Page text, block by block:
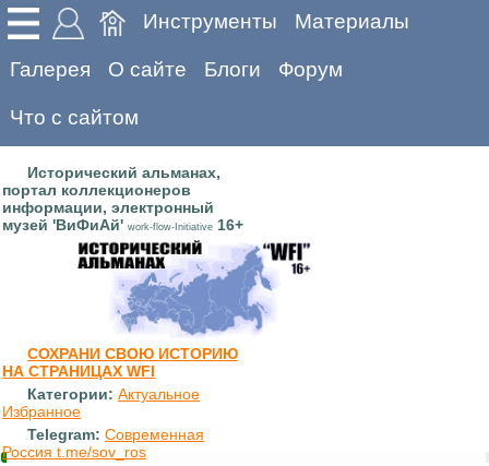
Инструменты Материалы
Галерея О сайте Блоги Форум
Что с сайтом
Исторический альманах,
портал коллекционеров
информации, электронный
музей 'ВиФиАй' work-flow-Initiative 16+
СОХРАНИ СВОЮ ИСТОРИЮ
НА СТРАНИЦАХ WFI
Категории: Актуальное
Избранное
Telegram: Современная
Россия t.me/sov_ros